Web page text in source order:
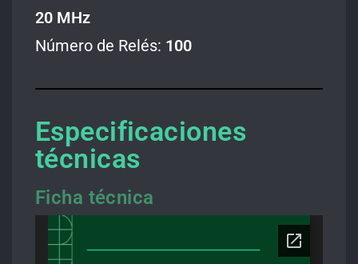
20MHz
Número de Relés: 100
Especificaciones
técnicas
Ficha técnica